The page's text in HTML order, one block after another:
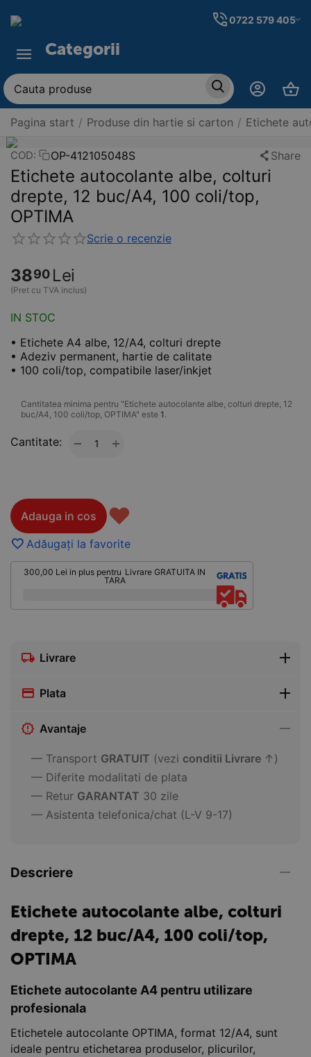
0722 579 405
Categorii
Pagina start / Produse din hartie si carton / Etichete
COD: OP-412105048S Share
Etichete autocolante albe, colturi
drepte, 12 buc/A4, 100 coli/top,
OPTIMA
Scrie o recenzie
3890 Lei
(Pret cu TVA inclus)
IN STOC
• Etichete A4 albe, 12/A4, colturi drepte
• Adeziv permanent, hartie de calitate
• 100 coli/top, compatibile laser/inkjet
Cantitatea minima pentru "Etichete autocolante albe, colturi drepte, 12
buc/A4, 100 coli/top, OPTIMA" este 1.
Cantitate: +
−
Adauga in cos ♥
Adăugați la favorite
300,00 Lei in plus pentru Livrare GRATUITA IN
TARA
Livrare
Plata
Avantaje
— Transport GRATUIT (vezi conditii Livrare ↑)
— Diferite modalitati de plata
— Retur GARANTAT 30 zile
— Asistenta telefonica/chat (L-V 9-17)
Descriere
Etichete autocolante albe, colturi
drepte, 12 buc/A4, 100 coli/top,
OPTIMA
Etichete autocolante A4 pentru utilizare
profesionala
Etichetele autocolante OPTIMA, format 12/A4, sunt
ideale pentru etichetarea produselor, plicurilor,